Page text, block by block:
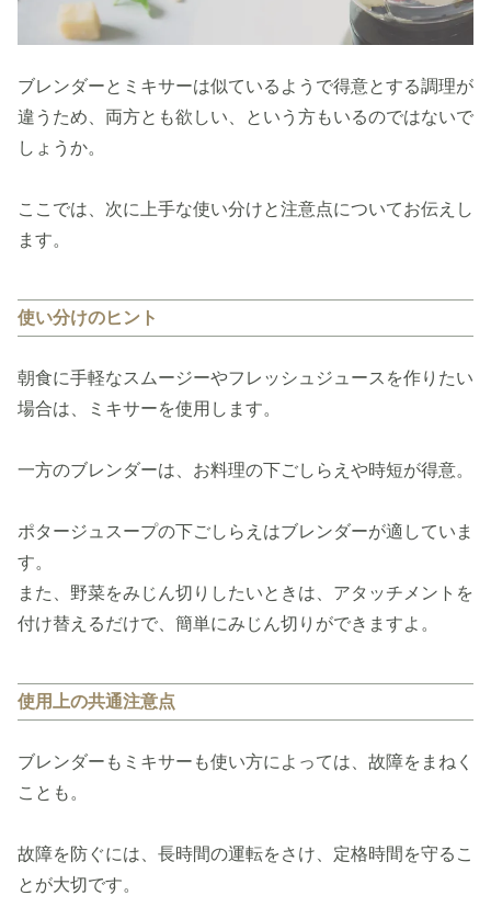
ブレンダーとミキサーは似ているようで得意とする調理が
違うため、両方とも欲しい、という方もいるのではないで
しょうか。
ここでは、次に上手な使い分けと注意点についてお伝えし
ます。
使い分けのヒント
朝食に手軽なスムージーやフレッシュジュースを作りたい
場合は、ミキサーを使用します。
一方のブレンダーは、お料理の下ごしらえや時短が得意。
ポタージュスープの下ごしらえはブレンダーが適していま
す。
また、野菜をみじん切りしたいときは、アタッチメントを
付け替えるだけで、簡単にみじん切りができますよ。
使用上の共通注意点
ブレンダーもミキサーも使い方によっては、故障をまねく
ことも。
故障を防ぐには、長時間の運転をさけ、定格時間を守るこ
とが大切です。